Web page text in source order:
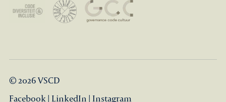
© 2026 VSCD
Facebook| LinkedIn | Instagram